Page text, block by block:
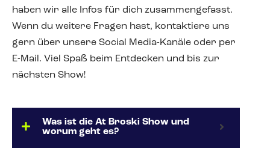
haben wir alle Infos für dich zusammengefasst.
Wenn du weitere Fragen hast, kontaktiere uns
gern über unsere Social Media-Kanäle oder per
E-Mail. Viel Spaß beim Entdecken und bis zur
nächsten Show!
Was ist die At Broski Show und
worum geht es?